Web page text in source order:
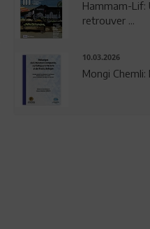
Hammam-Lif:
retrouver ...
10.03.2026
Mongi Chemli: